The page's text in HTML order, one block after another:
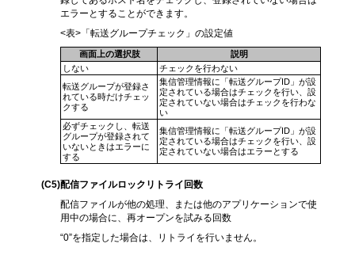
エラーとすることができます。
<表>「転送グループチェック」の設定値
画面上の選択肢
説明
しない
チェックを行わない
転送グループが登録さ
れている時だけチェッ
クする
集信管理情報に「転送グループID」が設
定されている場合はチェックを行い、設
定されていない場合はチェックを行わな
い
必ずチェックし、転送
グループが登録されて
いないときはエラーに
する
集信管理情報に「転送グループID」が設
定されている場合はチェックを行い、設
定されていない場合はエラーとする
(C5)配信ファイルロックリトライ回数
配信ファイルが他の処理、または他のアプリケーションで使
用中の場合に、再オープンを試みる回数
“0”を指定した場合は、リトライを行いません。